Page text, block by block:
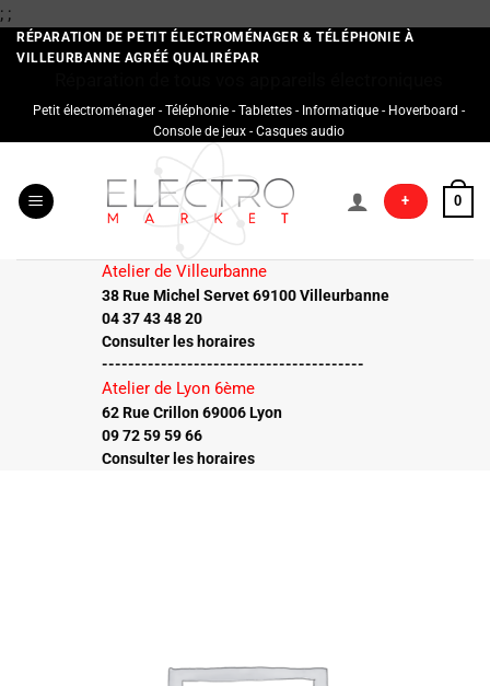
; ;Passer
au
contenu
RÉPARATION DE PETIT ÉLECTROMÉNAGER & TÉLÉPHONIE À
VILLEURBANNE AGRÉÉ QUALIRÉPAR
Petit électroménager - Téléphonie - Tablettes - Informatique - Hoverboard -
Console de jeux - Casques audio
+ 0
Atelier de Villeurbanne
38 Rue Michel Servet 69100 Villeurbanne
04 37 43 48 20
Consulter les horaires
----------------------------------------
Atelier de Lyon 6ème
62 Rue Crillon 69006 Lyon
09 72 59 59 66
Consulter les horaires